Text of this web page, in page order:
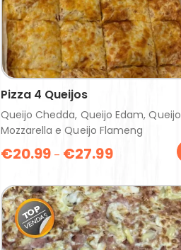
Pizza 4 Queijos
Queijo Chedda, Queijo Edam, Queijo
Mozzarella e Queijo Flameng
€20.99 – €27.99